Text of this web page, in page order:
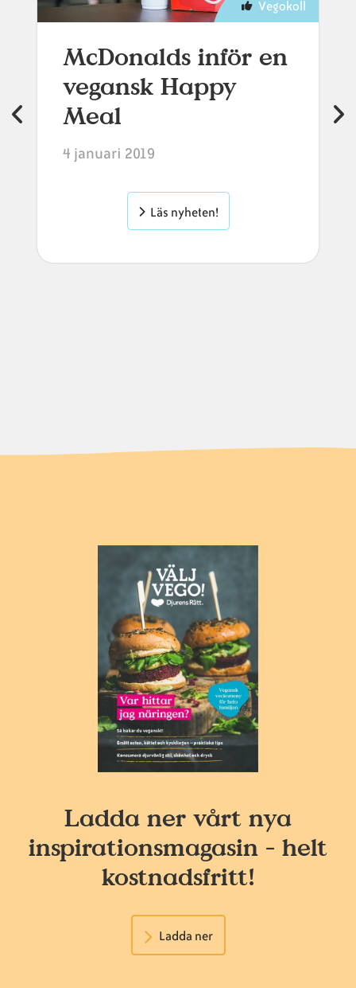
Vegokoll
McDonalds inför en
vegansk Happy
Meal
4 januari 2019
Läs nyheten!
Ladda ner vårt nya
inspirationsmagasin - helt
kostnadsfritt!
Ladda ner